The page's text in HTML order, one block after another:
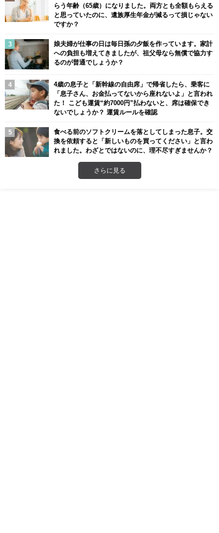
らう年齢（65歳）になりました。両方とも全額もらえる
と思っていたのに、遺族厚生年金が減るって損じゃない
ですか？
娘夫婦が仕事の日は毎日孫の夕飯を作っています。家計
への負担も増えてきましたが、祖父母なら無償で協力す
るのが普通でしょうか？
4歳の息子と「新幹線の自由席」で帰省したら、乗客に
「息子さん、お金払ってないから座れないよ」と言われ
た！ こども運賃“約7000円”払わないと、席は確保でき
ないでしょうか？ 運賃ルールを確認
食べる前のソフトクリームを落としてしまった息子。交
換を依頼すると「新しいものを買ってください」と言わ
れました。わざとではないのに、理不尽すぎませんか？
さらに見る